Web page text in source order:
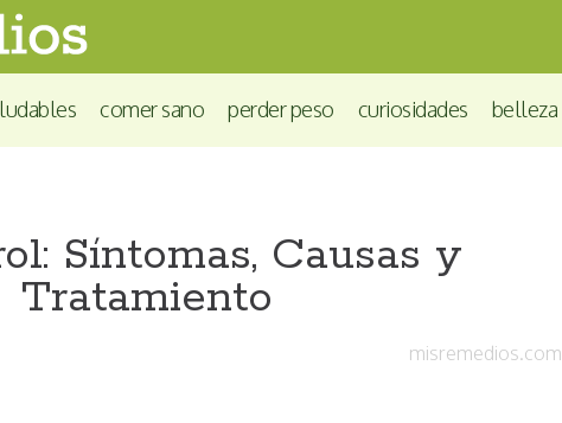
comer sano perder peso curiosidades belleza
Síntomas, Causas y
Tratamiento
misremedios.com